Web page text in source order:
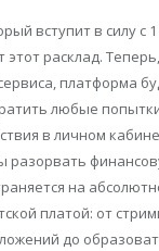
вступит в силу с
расклад.
платформа
любые
в личном
разорвать
на
платой: от
до